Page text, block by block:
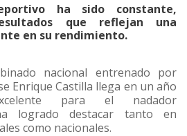
ha sido constante,
que reflejan una
en su rendimiento.
nacional entrenado por
Enrique Castilla llega en un año
para el nadador
logrado destacar tanto en
como nacionales.